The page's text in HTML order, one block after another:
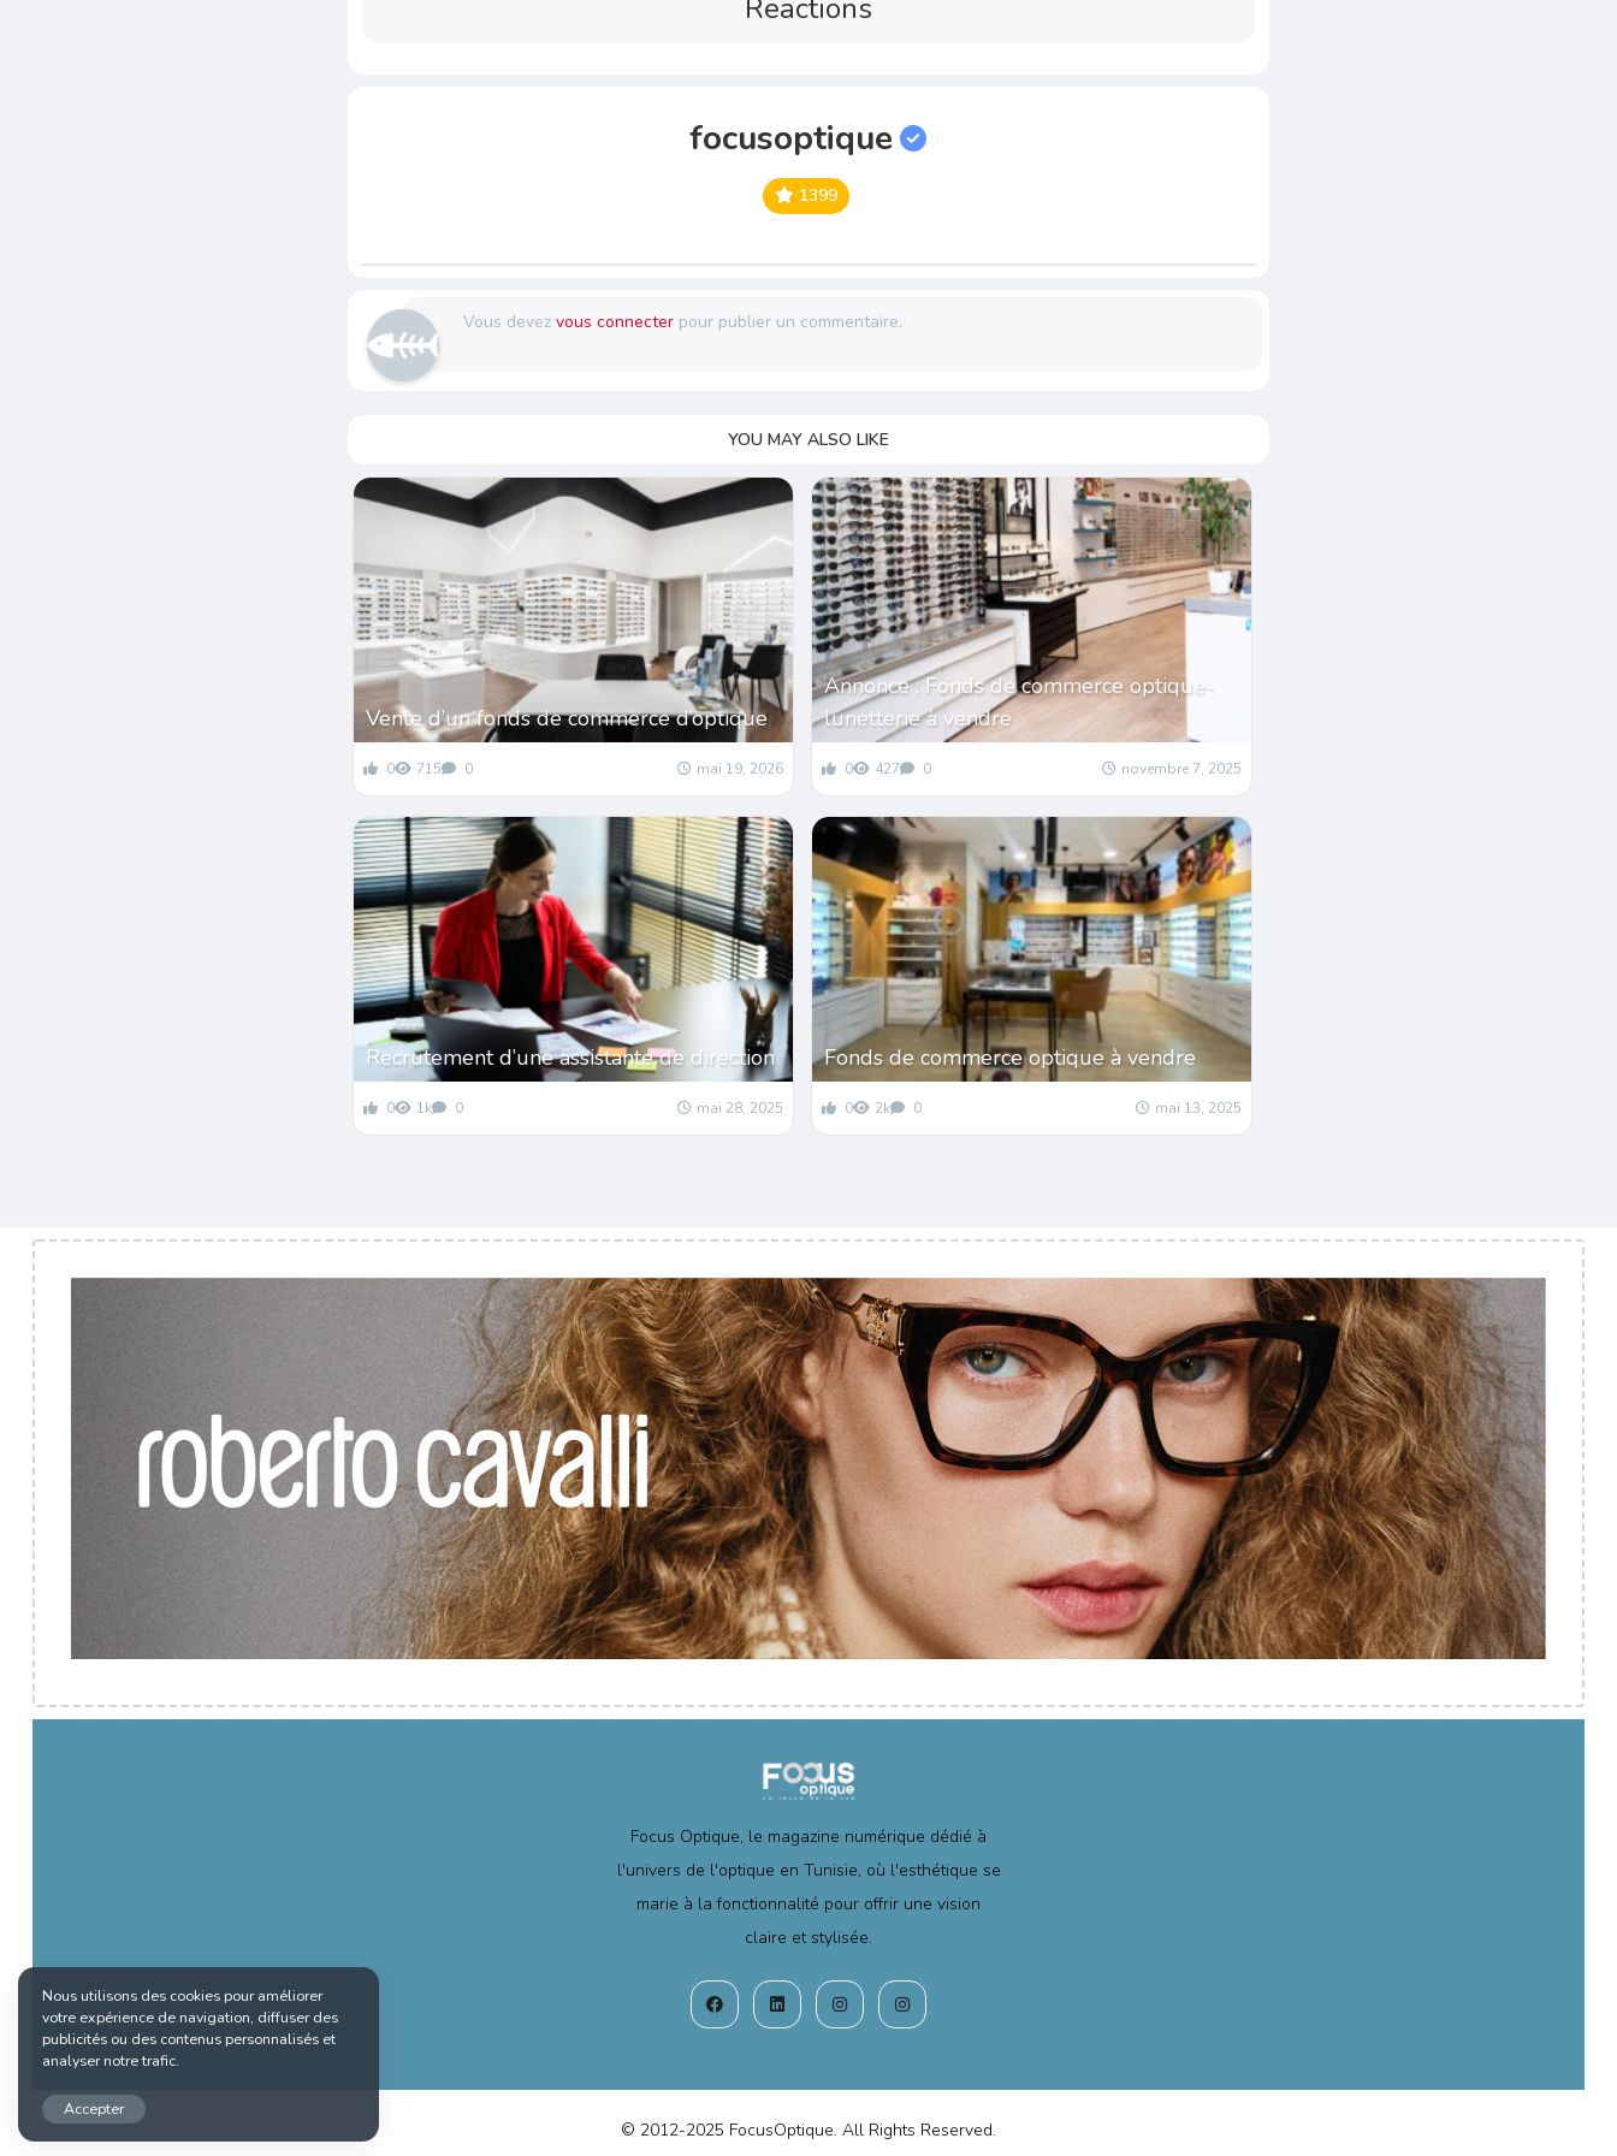
Reactions
focusoptique
1399
Vous devezvous connecter pour publier un commentaire.
YOU MAY ALSO LIKE
Vente d’un fonds de commerce d’optique
0 715 0 mai 19, 2026
Annonce : Fonds de commerce optique-
lunetterie à vendre
0 427 0 novembre 7, 2025
Recrutement d’une assistante de direction
0 1k 0 mai 28, 2025
Fonds de commerce optique à vendre
0 2k 0 mai 13, 2025
Focus Optique, le magazine numérique dédié à
l'univers de l'optique en Tunisie, où l'esthétique se
marie à la fonctionnalité pour offrir une vision
claire et stylisée.
© 2012-2025 FocusOptique. All Rights Reserved.
Nous utilisons des cookies pour améliorer
votre expérience de navigation, diffuser des
publicités ou des contenus personnalisés et
analyser notre trafic.
Accepter